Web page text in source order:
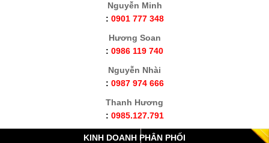
Nguyễn Minh
: 0901 777 348
Hương Soan
: 0986 119 740
Nguyễn Nhài
: 0987 974 666
Thanh Hương
: 0985.127.791
KINH DOANH PHÂN PHỐI